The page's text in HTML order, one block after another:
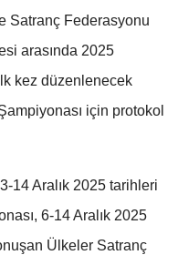
Satranç Federasyonu
arasında 2025
kez düzenlenecek
için protokol
14 Aralık 2025 tarihleri
6-14 Aralık 2025
Ülkeler Satranç